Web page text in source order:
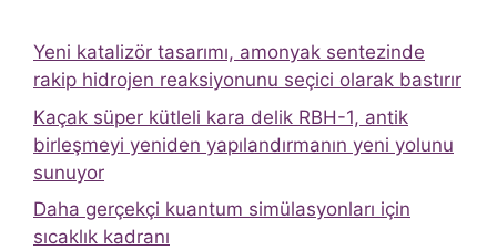
Yeni katalizör tasarımı, amonyak sentezinde
rakip hidrojen reaksiyonunu seçici olarak bastırır
Kaçak süper kütleli kara delik RBH-1, antik
birleşmeyi yeniden yapılandırmanın yeni yolunu
sunuyor
Daha gerçekçi kuantum simülasyonları için
sıcaklık kadranı